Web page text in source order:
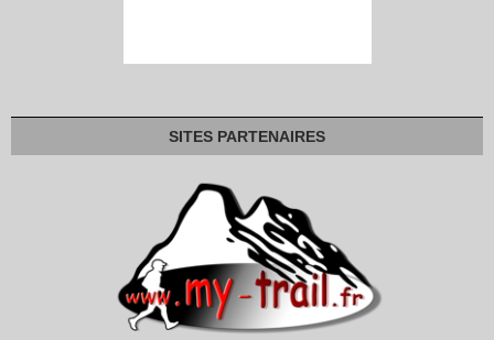
SITES PARTENAIRES